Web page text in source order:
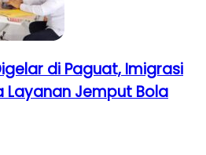
di Paguat, Imigrasi
Layanan Jemput Bola